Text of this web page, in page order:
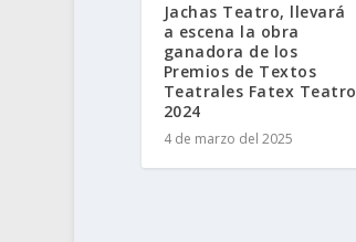
Jachas Teatro, llevará
a escena la obra
ganadora de los
Premios de Textos
Teatrales Fatex Teatro
2024
4 de marzo del 2025